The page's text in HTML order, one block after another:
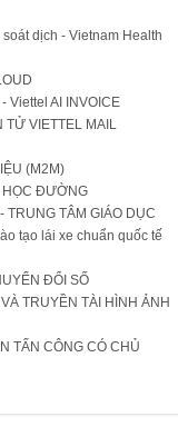
dịch - Vietnam Health
Viettel AI INVOICE
TỬ VIETTEL MAIL
(M2M)
HỌC ĐƯỜNG
TRUNG TÂM GIÁO DỤC
tạo lái xe chuẩn quốc tế
ĐỔI SỐ
TRUYỀN TÀI HÌNH ẢNH
TẤN CÔNG CÓ CHỦ